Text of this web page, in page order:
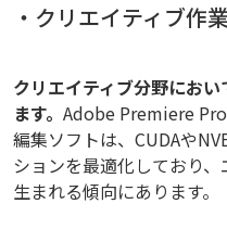
・クリエイティブ作
クリエイティブ分野にお
ます。 Adobe Premiere
編集ソフトは、CUDAや
ションを最適化しており
生まれる傾向にあります。